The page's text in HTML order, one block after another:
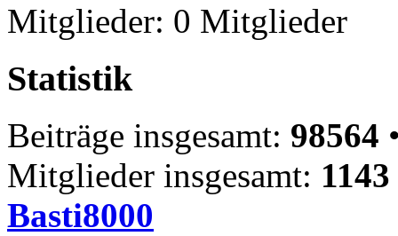
Mitglieder: 0 Mitglieder
Statistik
Beiträge insgesamt: 98564
Mitglieder insgesamt: 1143
Basti8000